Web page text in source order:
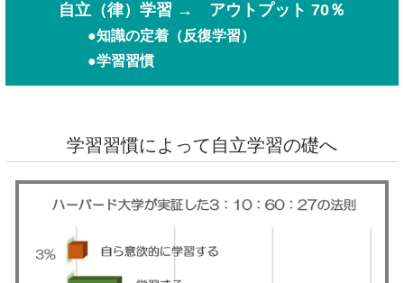
自立（律）学習 → アウトプット 70％
●知識の定着（反復学習）
●学習習慣
学習習慣によって自立学習の礎へ